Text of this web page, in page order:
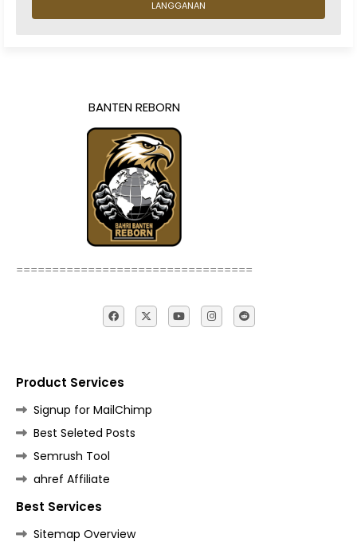
BANTEN REBORN
=================================
Product Services
Signup for MailChimp
Best Seleted Posts
Semrush Tool
ahref Affiliate
Best Services
Sitemap Overview